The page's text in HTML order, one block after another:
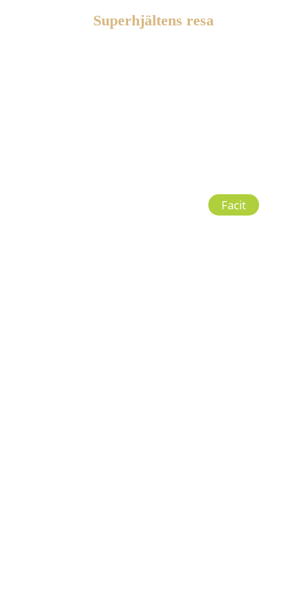
Superhjältens resa
Facit